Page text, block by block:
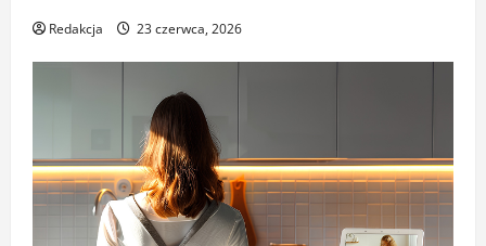
Redakcja 23 czerwca, 2026